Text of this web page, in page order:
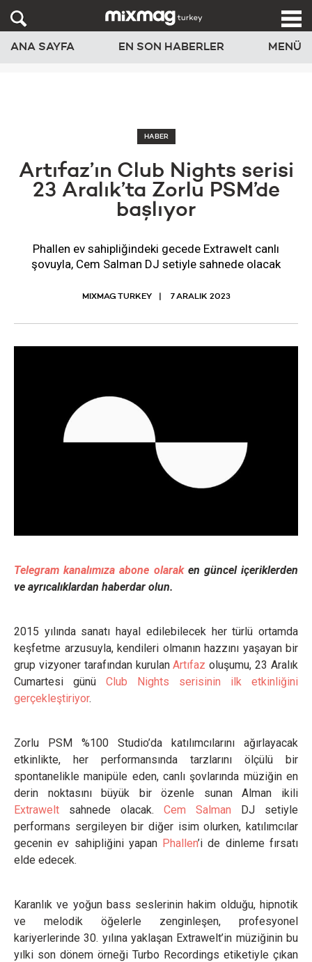
ANA SAYFA EN SON HABERLER MENÜ
HABER
Artıfaz’ın Club Nights serisi
23 Aralık’ta Zorlu PSM’de
başlıyor
Phallen ev sahipliğindeki gecede Extrawelt canlı
şovuyla, Cem Salman DJ setiyle sahnede olacak
MIXMAG TURKEY 7 ARALIK 2023
Telegram kanalımıza abone olaraken güncel içeriklerden
ve ayrıcalıklardan haberdar olun.
2015 yılında sanatı hayal edilebilecek her türlü ortamda
keşfetme arzusuyla, kendileri olmanın hazzını yaşayan bir
grup vizyoner tarafından kurulanArtıfaz oluşumu, 23 Aralık
Cumartesi günü Club Nights serisinin ilk etkinliğini
gerçekleştiriyor.
Zorlu PSM %100 Studio’da katılımcılarını ağırlayacak
etkinlikte, her performansında tarzlarını ölçülü bir
spontanelikle manipüle eden, canlı şovlarında müziğin en
derin noktasını büyük bir özenle sunan Alman ikili
Extrawelt sahnede olacak. Cem Salman DJ setiyle
performans sergileyen bir diğer isim olurken, katılımcılar
gecenin ev sahipliğini yapan Phallen’i de dinleme fırsatı
elde edecek.
Karanlık ve yoğun bass seslerinin hakim olduğu, hipnotik
ve melodik öğelerle zenginleşen, profesyonel
kariyerlerinde 30. yılına yaklaşan Extrawelt’in müziğinin bu
yılki son dönem örneği Turbo Recordings etiketiyle çıkan